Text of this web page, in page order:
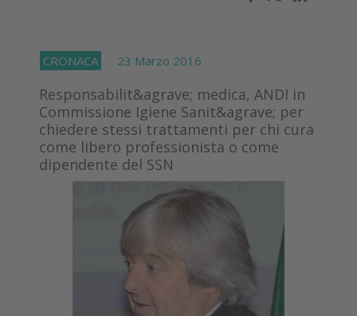
CRONACA 23 Marzo 2016
Responsabilit&agrave; medica, ANDI in
Commissione Igiene Sanit&agrave; per
chiedere stessi trattamenti per chi cura
come libero professionista o come
dipendente del SSN